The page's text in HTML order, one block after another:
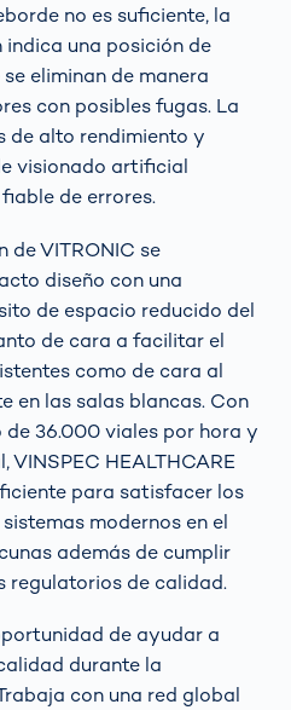
no es suficiente, la
una posición de
eliminan de manera
con posibles fugas. La
de alto rendimiento y
visionado artificial
de errores.
de VITRONIC se
diseño con una
de espacio reducido del
de cara a facilitar el
como de cara al
en las salas blancas. Con
36.000 viales por hora y
HEALTHCARE
para satisfacer los
modernos en el
además de cumplir
regulatorios de calidad.
de ayudar a
durante la
con una red global